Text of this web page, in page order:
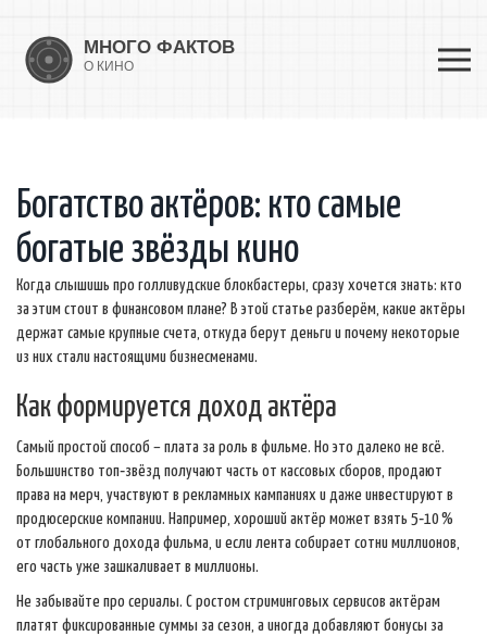
Богатство актёров: кто самые
богатые звёзды кино
Когда слышишь про голливудские блокбастеры, сразу хочется знать: кто
за этим стоит в финансовом плане? В этой статье разберём, какие актёры
держат самые крупные счета, откуда берут деньги и почему некоторые
из них стали настоящими бизнесменами.
Как формируется доход актёра
Самый простой способ – плата за роль в фильме. Но это далеко не всё.
Большинство топ‑звёзд получают часть от кассовых сборов, продают
права на мерч, участвуют в рекламных кампаниях и даже инвестируют в
продюсерские компании. Например, хороший актёр может взять 5‑10 %
от глобального дохода фильма, и если лента собирает сотни миллионов,
его часть уже зашкаливает в миллионы.
Не забывайте про сериалы. С ростом стриминговых сервисов актёрам
платят фиксированные суммы за сезон, а иногда добавляют бонусы за